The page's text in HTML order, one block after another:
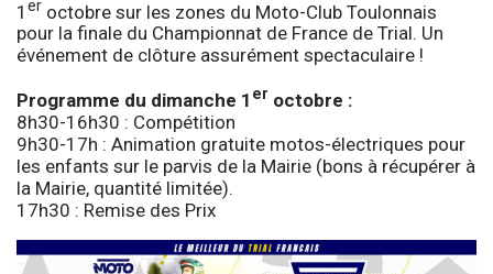
1 er octobre sur les zones du Moto-Club Toulonnais
pour la finale du Championnat de France de Trial. Un
événement de clôture assurément spectaculaire !
Programme du dimanche 1 er octobre :
8h30-16h30 : Compétition
9h30-17h : Animation gratuite motos-électriques pour
les enfants sur le parvis de la Mairie (bons à récupérer à
la Mairie, quantité limitée).
17h30 : Remise des Prix